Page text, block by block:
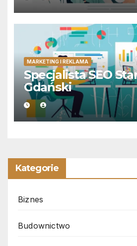
MARKETING I REKLAMA
Specjalista SEO
Gdański
Kategorie
Biznes
Budownictwo